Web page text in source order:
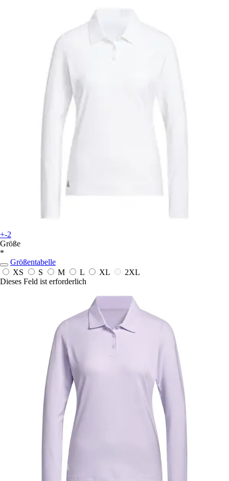
+-2
Größe
*
Größentabelle
XS
S M L XL
2XL
Dieses Feld ist erforderlich